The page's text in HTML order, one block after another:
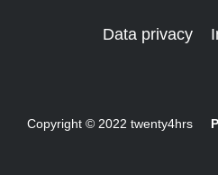
Data privacy
Copyright © 2022 twenty4hrs